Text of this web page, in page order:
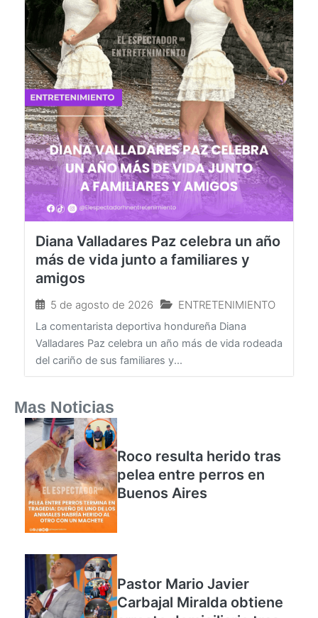
Diana Valladares Paz celebra un año
más de vida junto a familiares y
5 de agosto de 2026 ENTRETENIMIENTO
La comentarista deportiva hondureña Diana
Valladares Paz celebra un año más de vida rodeada
del cariño de sus familiares y...
Mas Noticias
Roco resulta herido tras
pelea entre perros en
Pastor Mario Javier